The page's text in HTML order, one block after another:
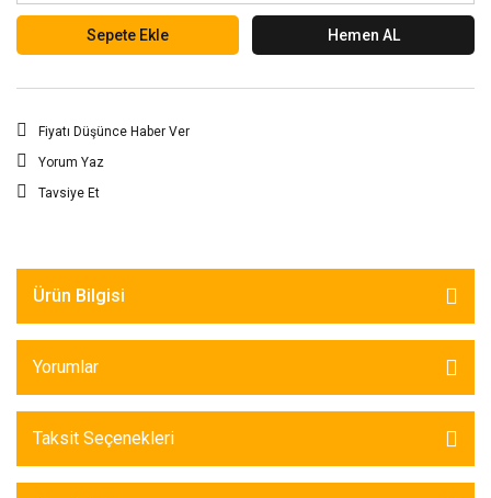
Sepete Ekle Hemen AL
Fiyatı Düşünce Haber Ver
Yorum Yaz
Tavsiye Et
Ürün Bilgisi
Yorumlar
Taksit Seçenekleri